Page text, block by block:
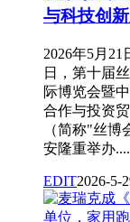
与科技创
2026年5月21
日，第十届
际博览会暨
合作与投资
（简称"丝博
安隆重举办
EDIT2026-5-